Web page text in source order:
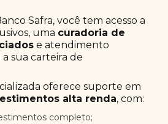
Safra, você tem acesso a
uma curadoria de
e atendimento
sua carteira de
oferece suporte em
alta renda, com:
completo;